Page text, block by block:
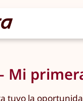
Mi
tuvo la